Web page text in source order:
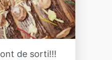
de sorti!!!